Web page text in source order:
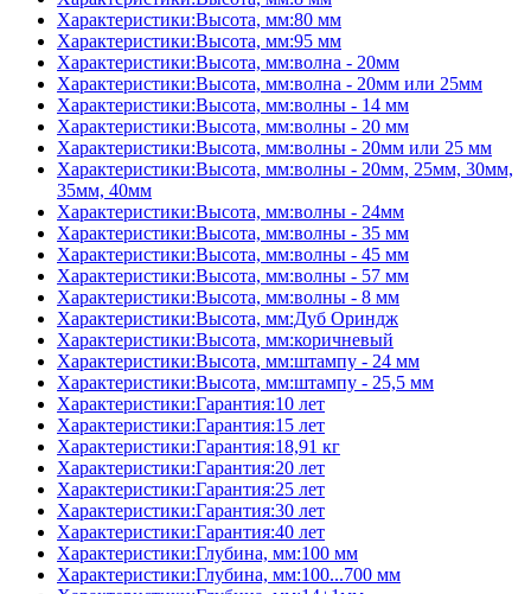
Характеристики:Высота, мм:80 мм
Характеристики:Высота, мм:95 мм
Характеристики:Высота, мм:волна - 20мм
Характеристики:Высота, мм:волна - 20мм или 25мм
Характеристики:Высота, мм:волны - 14 мм
Характеристики:Высота, мм:волны - 20 мм
Характеристики:Высота, мм:волны - 20мм или 25 мм
Характеристики:Высота, мм:волны - 20мм, 25мм, 30мм,
35мм, 40мм
Характеристики:Высота, мм:волны - 24мм
Характеристики:Высота, мм:волны - 35 мм
Характеристики:Высота, мм:волны - 45 мм
Характеристики:Высота, мм:волны - 57 мм
Характеристики:Высота, мм:волны - 8 мм
Характеристики:Высота, мм:Дуб Ориндж
Характеристики:Высота, мм:коричневый
Характеристики:Высота, мм:штампу - 24 мм
Характеристики:Высота, мм:штампу - 25,5 мм
Характеристики:Гарантия:10 лет
Характеристики:Гарантия:15 лет
Характеристики:Гарантия:18,91 кг
Характеристики:Гарантия:20 лет
Характеристики:Гарантия:25 лет
Характеристики:Гарантия:30 лет
Характеристики:Гарантия:40 лет
Характеристики:Глубина, мм:100 мм
Характеристики:Глубина, мм:100...700 мм